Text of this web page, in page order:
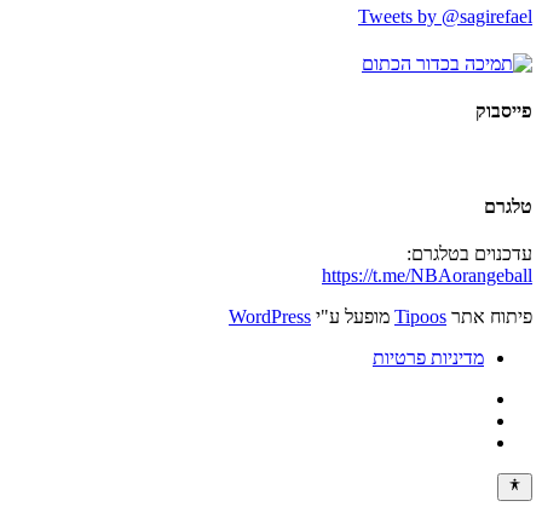
Tweets by @sagirefael
פייסבוק
טלגרם
עדכנוים בטלגרם:
https://t.me/NBAorangeball
פיתוח אתר Tipoos מופעל ע"י WordPress
מדיניות פרטיות